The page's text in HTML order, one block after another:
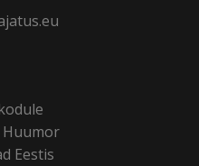
Huumor
Eestis